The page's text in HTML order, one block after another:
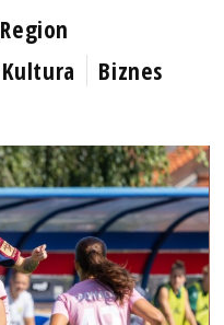
Region
Kultura
Biznes